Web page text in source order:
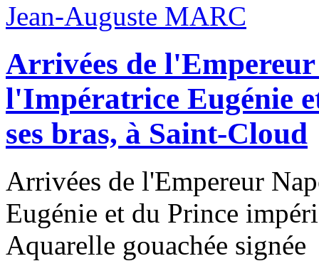
Jean-Auguste MARC
Arrivées de
l'Impératrice Eugénie
ses bras, à Saint-Cloud
Arrivées de l'Empereur
Eugénie et du Prince
Aquarelle gouachée signée